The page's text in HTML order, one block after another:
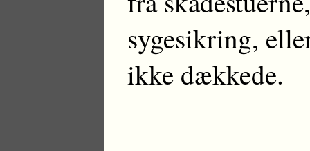
sygesikring,
ikke dækkede.